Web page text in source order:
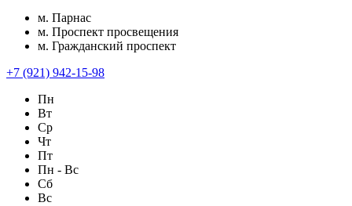
м. Парнас
м. Проспект просвещения
м. Гражданский проспект
+7 (921) 942-15-98
Пн
Вт
Ср
Чт
Пт
Пн - Вс
Сб
Вс